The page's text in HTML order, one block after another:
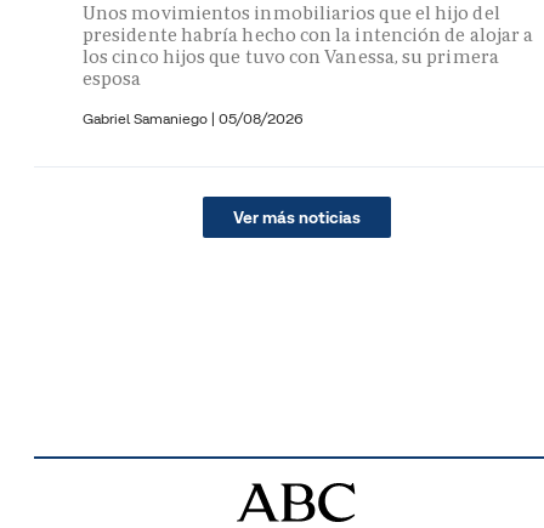
Unos movimientos inmobiliarios que el hijo del
presidente habría hecho con la intención de alojar a
los cinco hijos que tuvo con Vanessa, su primera
esposa
Gabriel Samaniego | 05/08/2026
Ver más noticias